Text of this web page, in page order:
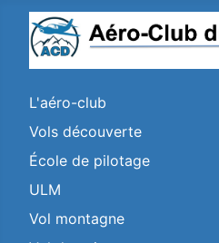
L'aéro-club
Vols découverte
École de pilotage
ULM
Vol montagne